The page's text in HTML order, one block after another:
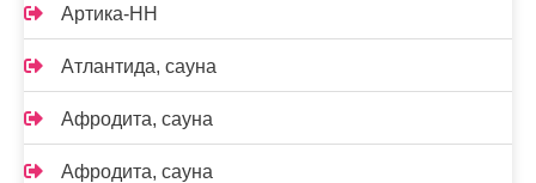
Артика-НН
Атлантида, сауна
Афродита, сауна
Афродита, сауна